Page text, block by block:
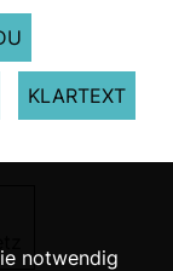
KLARTEXT
notwendig